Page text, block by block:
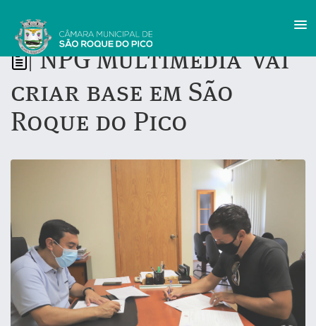
‘NPG Multimedia' vai
criar base em São
Roque do Pico